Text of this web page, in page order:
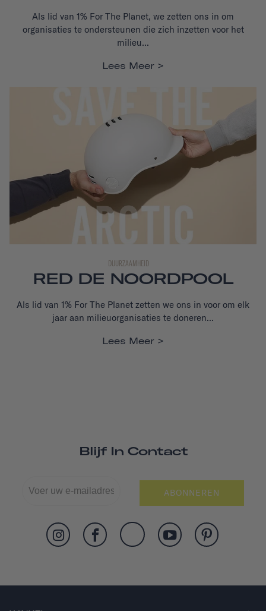
Als lid van 1% For The Planet, we zetten ons in om
organisaties te ondersteunen die zich inzetten voor het
milieu...
Lees Meer
DUURZAAMHEID
RED DE NOORDPOOL
Als lid van 1% For The Planet zetten we ons in voor om elk
jaar aan milieuorganisaties te doneren...
Lees Meer
Blijf In Contact
ABONNEREN